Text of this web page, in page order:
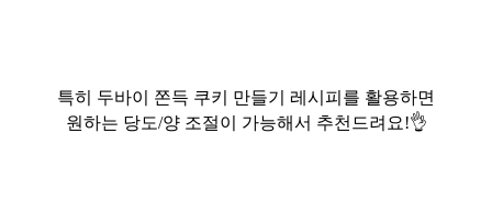
특히 두바이 쫀득 쿠키 만들기 레시피를 활용하면
원하는 당도/양 조절이 가능해서 추천드려요!👌